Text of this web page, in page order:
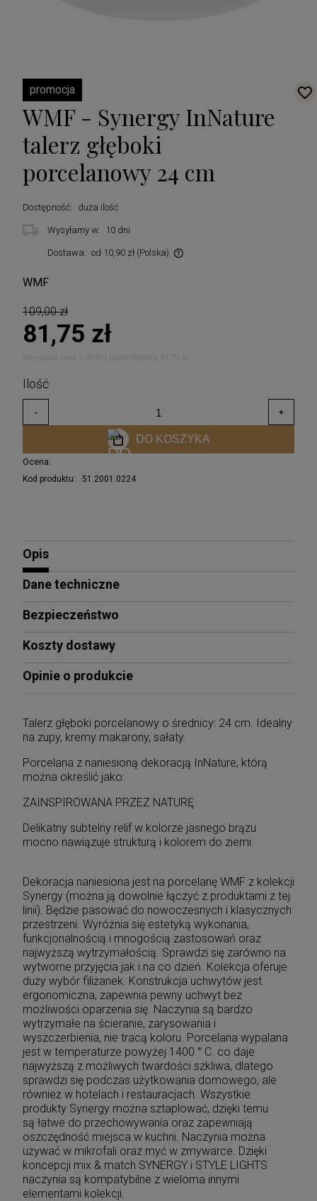
promocja
WMF - Synergy InNature
talerz głęboki
porcelanowy 24 cm
Dostępność: duża ilość
Wysyłamy w: 10 dni
Dostawa: od 10,90 zł (Polska)
WMF
109,00 zł
81,75 zł
Najniższa cena z 30 dni przed obniżką: 81,75 zł
DO KOSZYKA
Ocena:
Kod produktu:
51.2001.0224
Opis
Dane techniczne
Bezpieczeństwo
Koszty dostawy
Opinie o produkcie
Talerz głęboki porcelanowy o średnicy: 24 cm. Idealny
na zupy, kremy makarony, sałaty.
Porcelana z naniesioną dekoracją InNature, którą
można określić jako:
ZAINSPIROWANA PRZEZ NATURĘ.
Delikatny subtelny relif w kolorze jasnego brązu
mocno nawiązuje strukturą i kolorem do ziemi
Dekoracja naniesiona jest na porcelanę WMF z kolekcji
Synergy (można ją dowolnie łączyć z produktami z tej
linii). Będzie pasować do nowoczesnych i klasycznych
przestrzeni. Wyróżnia się estetyką wykonania,
funkcjonalnością i mnogością zastosowań oraz
najwyższą wytrzymałością. Sprawdzi się zarówno na
wytworne przyjęcia jak i na co dzień. Kolekcja oferuje
duży wybór filiżanek. Konstrukcja uchwytów jest
ergonomiczna, zapewnia pewny uchwyt bez
możliwości oparzenia się. Naczynia są bardzo
wytrzymałe na ścieranie, zarysowania i
wyszczerbienia, nie tracą koloru. Porcelana wypalana
jest w temperaturze powyżej 1400 ° C. co daje
najwyższą z możliwych twardości szkliwa, dlatego
sprawdzi się podczas użytkowania domowego, ale
również w hotelach i restauracjach. Wszystkie
produkty Synergy można sztaplować, dzięki temu
są łatwe do przechowywania oraz zapewniają
oszczędność miejsca w kuchni. Naczynia można
używać w mikrofali oraz myć w zmywarce. Dzięki
koncepcji mix & match SYNERGY i STYLE LIGHTS
naczynia są kompatybilne z wieloma innymi
elementami kolekcji.